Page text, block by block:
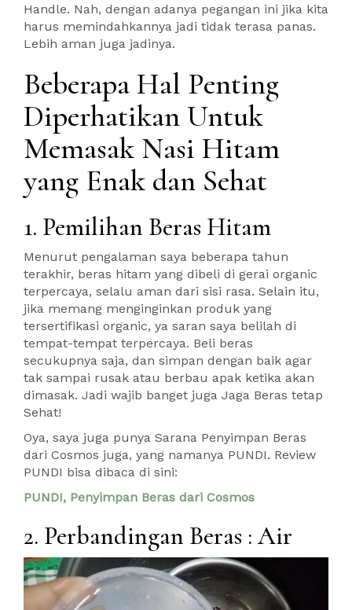
Handle. Nah, dengan adanya pegangan ini jika kita
harus memindahkannya jadi tidak terasa panas.
Lebih aman juga jadinya.
Beberapa Hal Penting
Diperhatikan Untuk
Memasak Nasi Hitam
yang Enak dan Sehat
1. Pemilihan Beras Hitam
Menurut pengalaman saya beberapa tahun
terakhir, beras hitam yang dibeli di gerai organic
terpercaya, selalu aman dari sisi rasa. Selain itu,
jika memang menginginkan produk yang
tersertifikasi organic, ya saran saya belilah di
tempat-tempat terpercaya. Beli beras
secukupnya saja, dan simpan dengan baik agar
tak sampai rusak atau berbau apak ketika akan
dimasak. Jadi wajib banget juga Jaga Beras tetap
Sehat!
Oya, saya juga punya Sarana Penyimpan Beras
dari Cosmos juga, yang namanya PUNDI. Review
PUNDI bisa dibaca di sini:
PUNDI, Penyimpan Beras dari Cosmos
2. Perbandingan Beras : Air